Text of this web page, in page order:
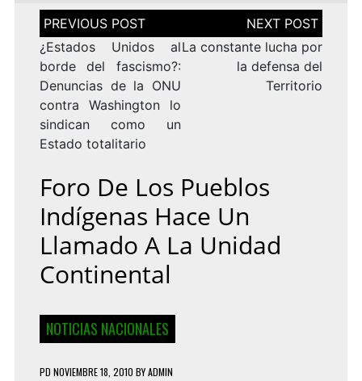
Navegación
de
entradas
¿Estados Unidos al
borde del fascismo?:
Denuncias de la ONU
contra Washington lo
sindican como un
Estado totalitario
La constante lucha por
la defensa del
Territorio
Foro De Los Pueblos
Indígenas Hace Un
Llamado A La Unidad
Continental
NOTICIAS NACIONALES
PD NOVIEMBRE 18, 2010 BYADMIN